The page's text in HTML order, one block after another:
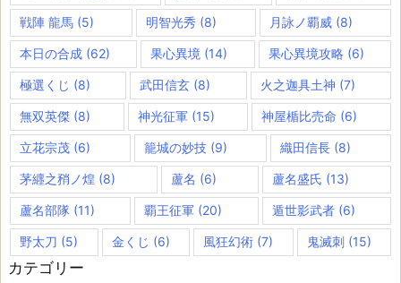
戦陣 龍馬 (5) 明智光秀 (8) 月詠ノ覇威(8)
本日の合成 (62) 果心異境 (14) 果心異境攻略 (6)
極選くじ (8) 武田信玄 (8) 火之迦具土神 (7)
無双英傑 (8) 神光征軍(15) 神屋楯比売命 (6)
立花宗茂 (6) 籠城の妙技(9) 織田信長 (8)
茅纒之矟ノ煌 (8) 蘆名 (6) 蘆名盛氏 (13)
蘆名部隊 (11) 覇王征軍 (20) 遁世影武者(6)
野太刀 (5) 金くじ (6) 風狂幻術 (7) 鬼滅刺(15)
カテゴリー